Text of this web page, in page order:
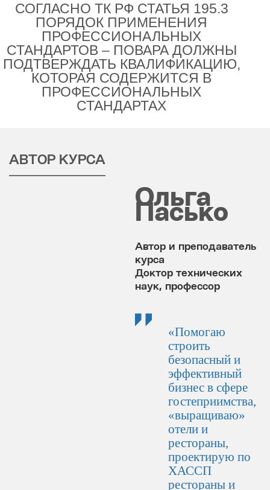
СОГЛАСНО ТК РФ СТАТЬЯ 195.3
ПОРЯДОК ПРИМЕНЕНИЯ
ПРОФЕССИОНАЛЬНЫХ
СТАНДАРТОВ – ПОВАРА ДОЛЖНЫ
ПОДТВЕРЖДАТЬ КВАЛИФИКАЦИЮ,
КОТОРАЯ СОДЕРЖИТСЯ В
ПРОФЕССИОНАЛЬНЫХ
СТАНДАРТАХ
АВТОР КУРСА
Ольга
Пасько
Автор и преподаватель
курса
Доктор технических
наук, профессор
«Помогаю
строить
безопасный и
эффективный
бизнес в сфере
гостеприимства,
«выращиваю»
отели и
рестораны,
проектирую по
ХАССП
рестораны и